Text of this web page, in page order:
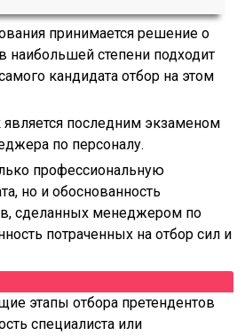
принимается решение о
наибольшей степени подходит
кандидата отбор на этом
последним экзаменом
по персоналу.
профессиональную
но и обоснованность
сделанных менеджером по
потраченных на отбор сил и
этапы отбора претендентов
специалиста или